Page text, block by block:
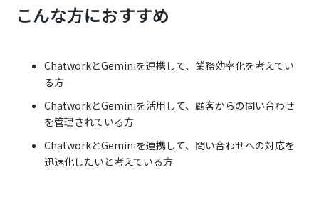
こんな方におすすめ
ChatworkとGeminiを連携して、業務効率化を考えてい
る方
ChatworkとGeminiを活用して、顧客からの問い合わせ
を管理されている方
ChatworkとGeminiを連携して、問い合わせへの対応を
迅速化したいと考えている方